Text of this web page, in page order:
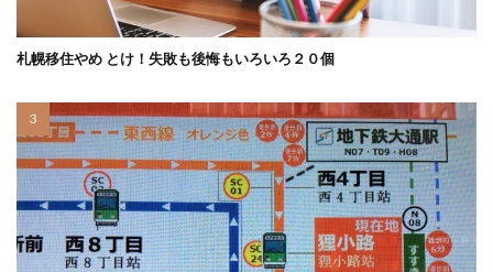
札幌移住やめ とけ！失敗も後悔もいろいろ２０個